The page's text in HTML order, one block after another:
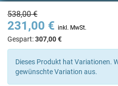
538,00 €
231,00 € inkl. MwSt.
Gespart:307,00 €
Dieses Produkt hat Variationen.
gewünschte Variation aus.
Zahlungsmethoden
Kontakt
+34 93 80 04 874